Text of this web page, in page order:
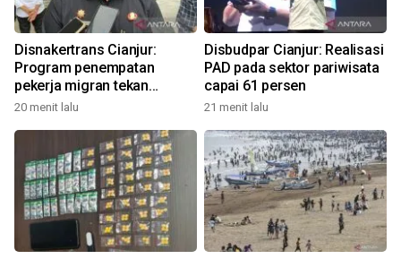
Disnakertrans Cianjur:
Program penempatan
pekerja migran tekan
pengangguran
20 menit lalu
Disbudpar Cianjur: Realisasi
PAD pada sektor pariwisata
capai 61 persen
21 menit lalu